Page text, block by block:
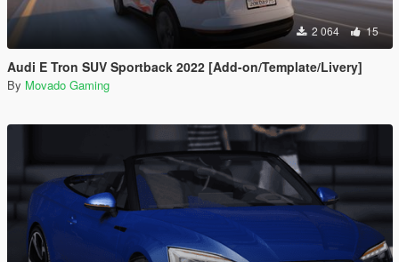
2 064 15
Audi E Tron SUV Sportback 2022 [Add-on/Template/Livery]
By Movado Gaming